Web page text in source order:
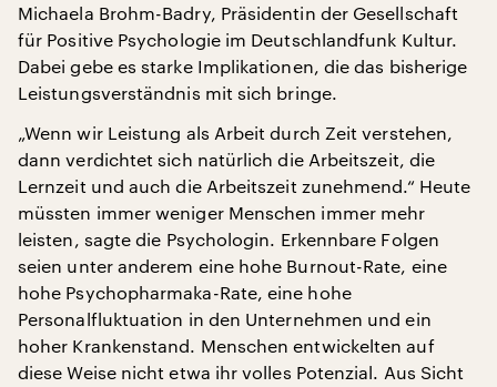
Michaela Brohm-Badry, Präsidentin der Gesellschaft
für Positive Psychologie im Deutschlandfunk Kultur.
Dabei gebe es starke Implikationen, die das bisherige
Leistungsverständnis mit sich bringe.
„Wenn wir Leistung als Arbeit durch Zeit verstehen,
dann verdichtet sich natürlich die Arbeitszeit, die
Lernzeit und auch die Arbeitszeit zunehmend.“ Heute
müssten immer weniger Menschen immer mehr
leisten, sagte die Psychologin. Erkennbare Folgen
seien unter anderem eine hohe Burnout-Rate, eine
hohe Psychopharmaka-Rate, eine hohe
Personalfluktuation in den Unternehmen und ein
hoher Krankenstand. Menschen entwickelten auf
diese Weise nicht etwa ihr volles Potenzial. Aus Sicht